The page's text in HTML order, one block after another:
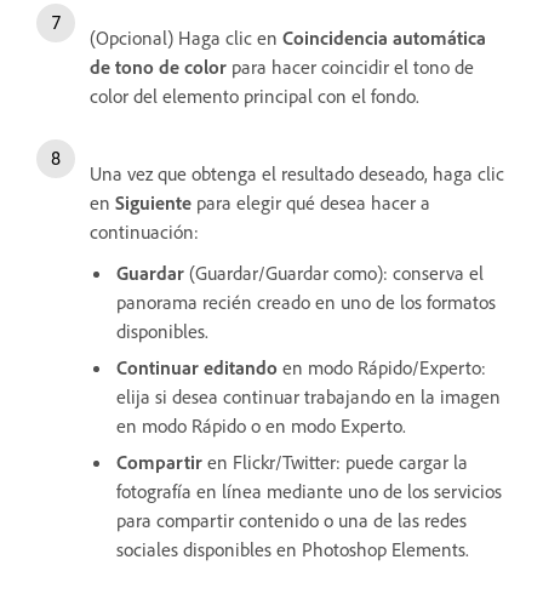
(Opcional) Haga clic en Coincidencia automática
de tono de color para hacer coincidir el tono de
color del elemento principal con el fondo.
Una vez que obtenga el resultado deseado, haga clic
en Siguiente para elegir qué desea hacer a
continuación:
Guardar (Guardar/Guardar como): conserva el
panorama recién creado en uno de los formatos
disponibles.
Continuar editando en modo Rápido/Experto:
elija si desea continuar trabajando en la imagen
en modo Rápido o en modo Experto.
Compartir en Flickr/Twitter: puede cargar la
fotografía en línea mediante uno de los servicios
para compartir contenido o una de las redes
sociales disponibles en Photoshop Elements.